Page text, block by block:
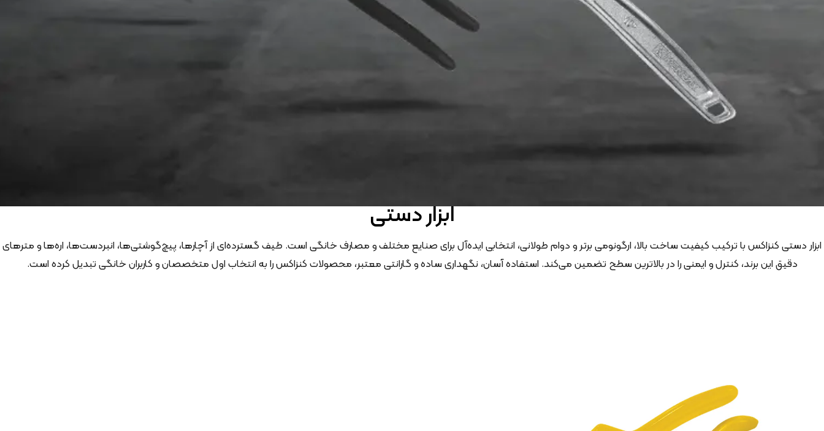
ابزار دستی
ابزار دستی کنزاکس با ترکیب کیفیت ساخت بالا، ارگونومی برتر و دوام طولانی، انتخابی ایده‌آل برای صنایع مختلف و مصارف خانگی است. طیف گسترده‌ای از آچارها، پیچ‌گوشتی‌ها، انبردست‌ها، اره‌ها و مترهای
دقیق این برند، کنترل و ایمنی را در بالاترین سطح تضمین می‌کند. استفاده آسان، نگهداری ساده و گارانتی معتبر، محصولات کنزاکس را به انتخاب اول متخصصان و کاربران خانگی تبدیل کرده است.